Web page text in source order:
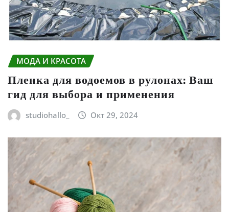
МОДА И КРАСОТА
Пленка для водоемов в рулонах: Ваш
гид для выбора и применения
studiohallo_ Окт 29, 2024